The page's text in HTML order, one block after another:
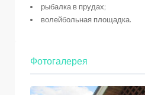
рыбалка в прудах;
волейбольная площадка.
Фотогалерея